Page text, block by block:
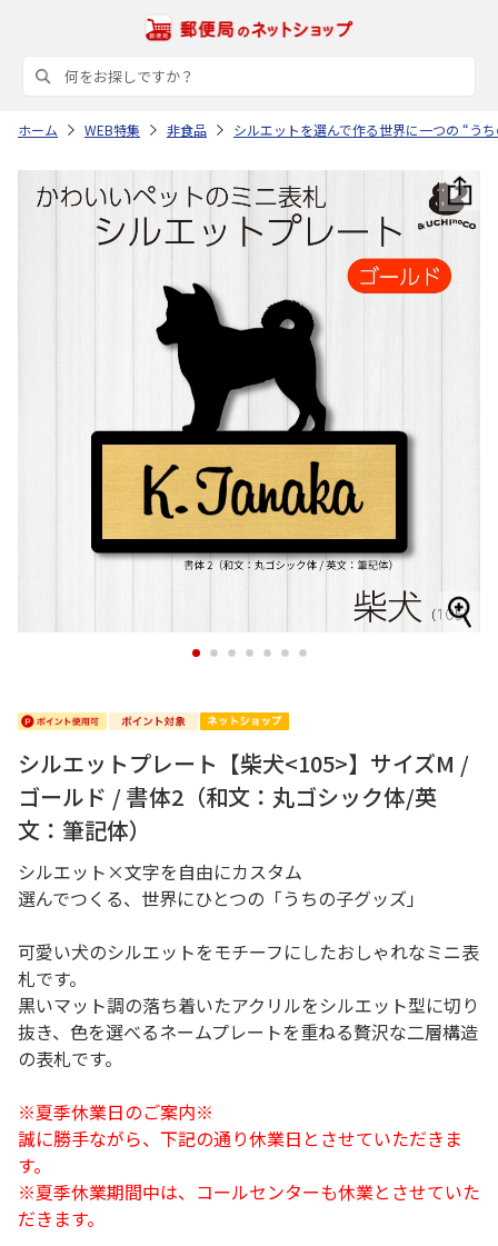
ホーム WEB特集 非食品 シルエットを選んで作る世界に一つの “う
1 2 3 4 5 6 7
シルエットプレート【柴犬<105>】サイズM /
ゴールド / 書体2（和文：丸ゴシック体/英
文：筆記体）
シルエット×文字を自由にカスタム
選んでつくる、世界にひとつの「うちの子グッズ」
可愛い犬のシルエットをモチーフにしたおしゃれなミニ表
札です。
黒いマット調の落ち着いたアクリルをシルエット型に切り
抜き、色を選べるネームプレートを重ねる贅沢な二層構造
の表札です。
※夏季休業日のご案内※
誠に勝手ながら、下記の通り休業日とさせていただきま
す。
※夏季休業期間中は、コールセンターも休業とさせていた
だきます。